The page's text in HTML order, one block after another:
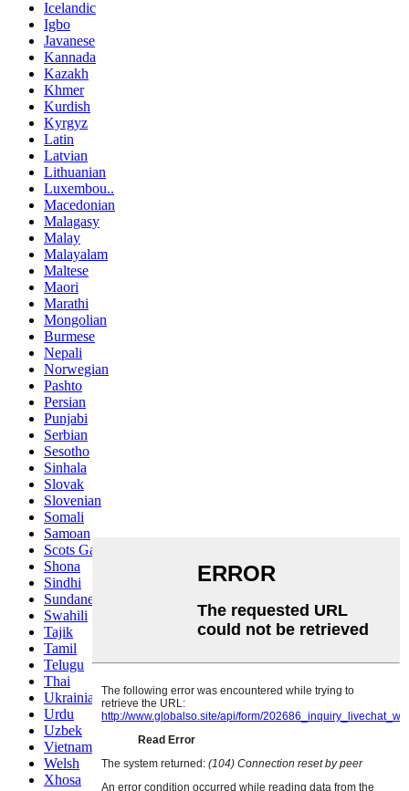
Icelandic
Igbo
Javanese
Kannada
Kazakh
Khmer
Kurdish
Kyrgyz
Latin
Latvian
Lithuanian
Luxembou..
Macedonian
Malagasy
Malay
Malayalam
Maltese
Maori
Marathi
Mongolian
Burmese
Nepali
Norwegian
Pashto
Persian
Punjabi
Serbian
Sesotho
Sinhala
Slovak
Slovenian
Somali
Samoan
Scots Gaelic
Shona
Sindhi
Sundanese
Swahili
Tajik
Tamil
Telugu
Thai
Ukrainian
Urdu
Uzbek
Vietnamese
Welsh
Xhosa